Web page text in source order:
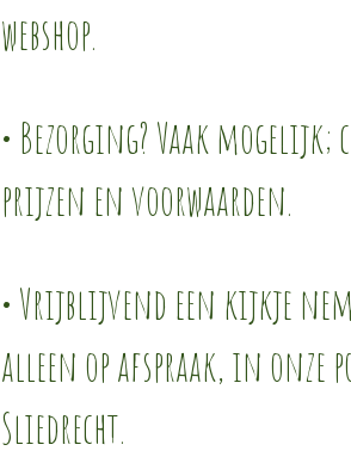
webshop.
• Bezorging? Vaak mogelijk;
prijzen en voorwaarden.
• Vrijblijvend een kijkje
alleen op afspraak, in onze
Sliedrecht.